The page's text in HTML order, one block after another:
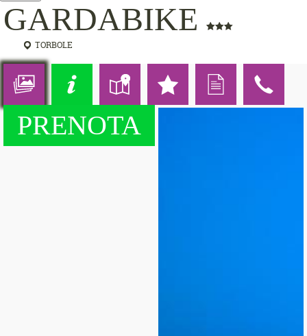
GARDABIKE
TORBOLE
PRENOTA